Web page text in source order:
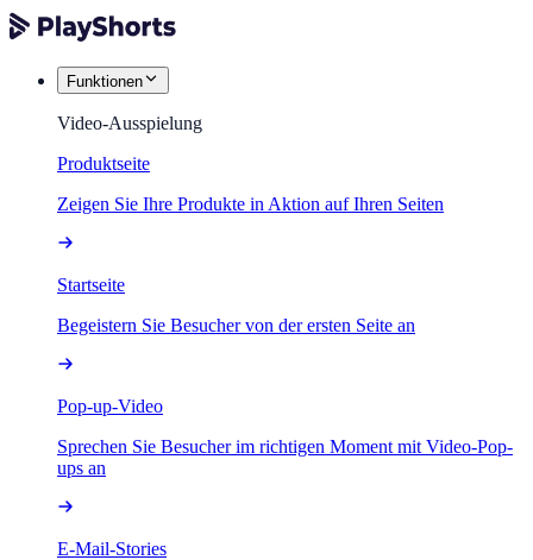
Funktionen
Video-Ausspielung
Produktseite
Zeigen Sie Ihre Produkte in Aktion auf Ihren Seiten
Startseite
Begeistern Sie Besucher von der ersten Seite an
Pop-up-Video
Sprechen Sie Besucher im richtigen Moment mit Video-Pop-
ups an
E-Mail-Stories